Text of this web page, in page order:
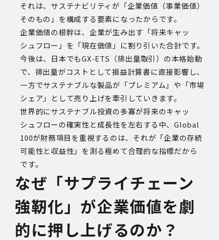
それは、サステナビリティが「企業価値（事業価値）
そのもの」を構成する要素になったからです。
企業価値の根幹は、企業が生み出す「将来キャッ
シュフロー」を「現在価値」に割り引いた合計です。
今後は、日本でもGX-ETS（排出量取引）の本格始動
で、排出量がコストとして損益計算書に直接影響し、
一方でサステナブルな製品が「プレミアム」や「市場
シェア」として売り上げを牽引していきます。
世界的にサステナブル投資の多寡が将来のキャッ
シュフローの確実性と成長性を左右する中、Global
100が財務項目を重視するのは、それが「企業の存続
可能性と収益性」を測る極めて合理的な指標だから
です。
なぜ「サプライチェーン
強靭化」が企業価値を劇
的に押し上げるのか？